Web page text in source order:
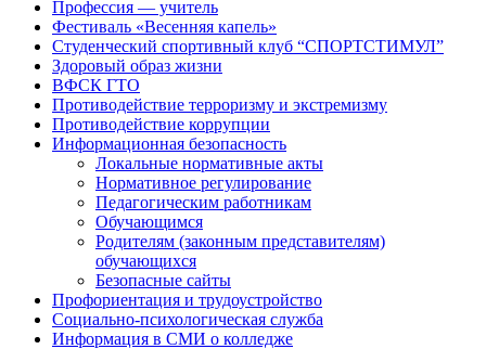
Профессия — учитель
Фестиваль «Весенняя капель»
Студенческий спортивный клуб “СПОРТСТИМУЛ”
Здоровый образ жизни
ВФСК ГТО
Противодействие терроризму и экстремизму
Противодействие коррупции
Информационная безопасность
Локальные нормативные акты
Нормативное регулирование
Педагогическим работникам
Обучающимся
Родителям (законным представителям)
обучающихся
Безопасные сайты
Профориентация и трудоустройство
Социально-психологическая служба
Информация в СМИ о колледже